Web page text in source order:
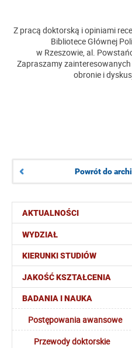
AKTUALNOŚCI
WYDZIAŁ
KIERUNKI STUDIÓW
JAKOŚĆ KSZTAŁCENIA
BADANIA I NAUKA
Postępowania awansowe
Przewody doktorskie
Z pracą doktorską i opiniami
Bibliotece Głównej
w Rzeszowie, al.
Zapraszamy
obronie i
Powrót do